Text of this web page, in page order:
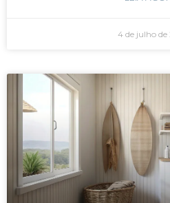
4 de julho